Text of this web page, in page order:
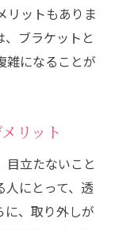
リットもありま
ブラケットと
雑になることが
リット
目立たないこと
人にとって、透
に、取り外しが